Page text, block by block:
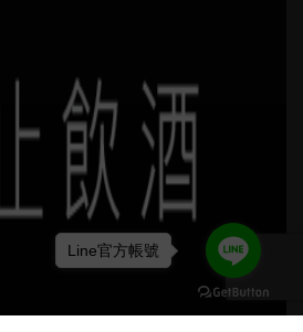
Line官方帳號